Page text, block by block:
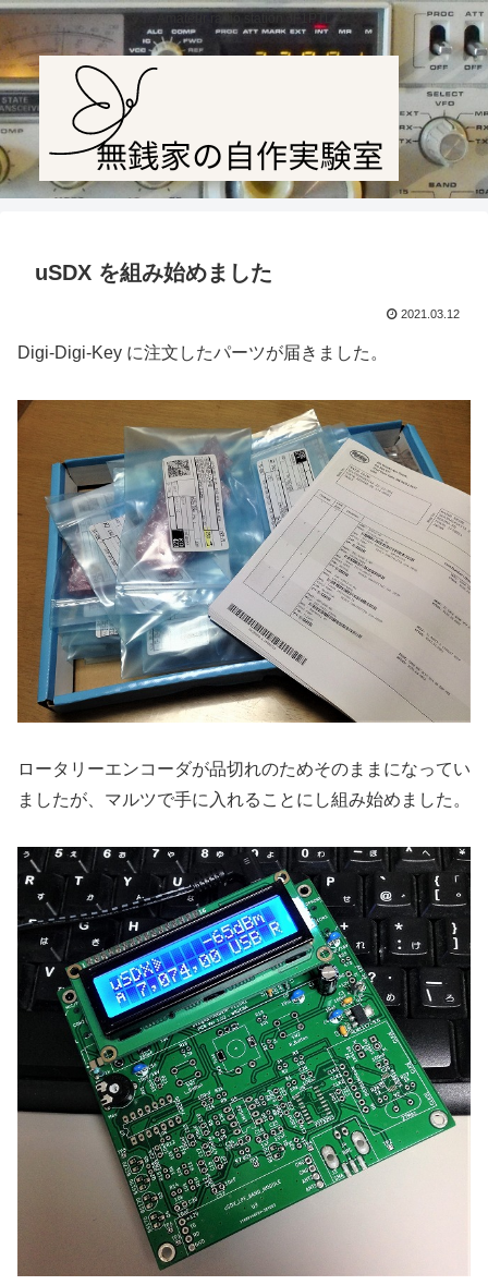
Amateur radio station JF1PTL
uSDX を組み始めました
2021.03.12
Digi-Digi-Key に注文したパーツが届きました。
ロータリーエンコーダが品切れのためそのままになってい
ましたが、マルツで手に入れることにし組み始めました。